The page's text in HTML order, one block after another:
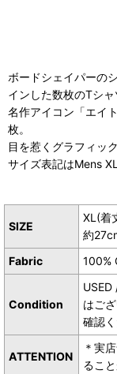
ボードシェイパーの
インした数枚のTシ
名作アイコン「エイ
枚。
目を惹くグラフィッ
サイズ表記はMens
SIZE
XL(着
約
Fabric
100%
Condition
はご
確認く
ATTENTION
＊実
るこ